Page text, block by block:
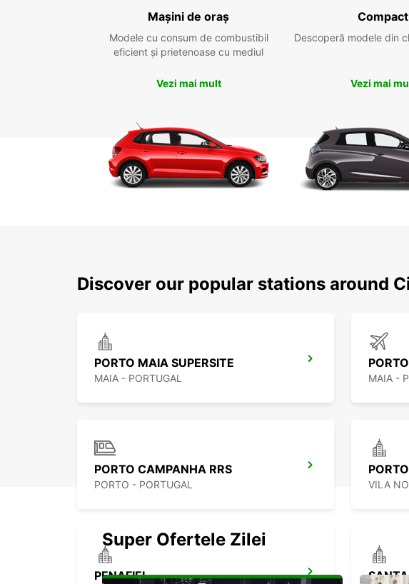
Mașini de oraș
Modele cu consum de combustibil
eficient și prietenoase cu mediul
Vezi mai mult
Compact
Descoperă modele din
Vezi mai
Discover our popular stations around
PORTO MAIA SUPERSITE
MAIA - PORTUGAL MAIA -
PORTO CAMPANHA RRS
PORTO - PORTUGAL VILA
PENAFIEL
Super Ofertele Zilei